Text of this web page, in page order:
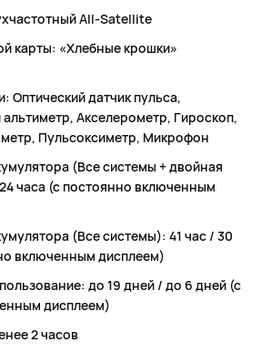
All-Satellite
карты: «Хлебные крошки»
Оптический датчик пульса,
Акселерометр, Гироскоп,
Пульсоксиметр, Микрофон
(Все системы + двойная
часа (с постоянно включенным
(Все системы): 41 час / 30
включенным дисплеем)
до 19 дней / до 6 дней (с
дисплеем)
2 часов